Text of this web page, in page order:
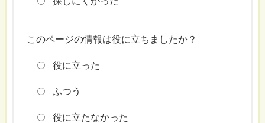
このページの情報は役に立ちましたか？
役に立った
ふつう
役に立たなかった